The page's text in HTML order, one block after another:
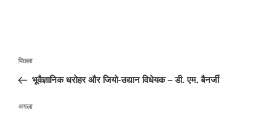
पोस्ट
पिछला
पोस्ट:
पिछला
भूवैज्ञानिक धरोहर और जियो-उद्यान विधेयक – डी. एम. बैनर्जी
अगली
अगला